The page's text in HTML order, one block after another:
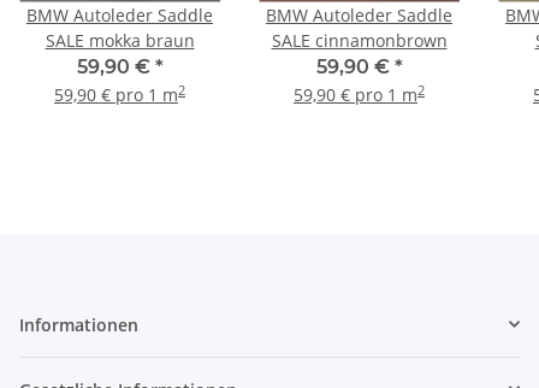
BMW Autoleder Saddle
SALE mokka braun
59,90 € *
59,90 € pro 1 m2
BMW Autoleder Saddle
SALE cinnamonbrown
59,90 € *
59,90 € pro 1 m2
Informationen